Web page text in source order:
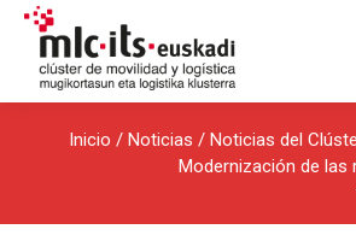
Inicio / Noticias / Noticias del
Modernización de las